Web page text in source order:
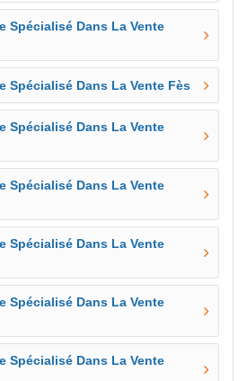
Spécialisé Dans La Vente
Spécialisé Dans La Vente Fès
Spécialisé Dans La Vente
Spécialisé Dans La Vente
Spécialisé Dans La Vente
Spécialisé Dans La Vente
Spécialisé Dans La Vente